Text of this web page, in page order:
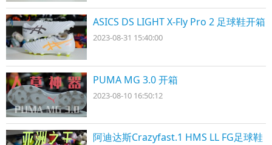
ASICS DS LIGHT X-Fly Pro 2 足球鞋开箱
2023-08-31 15:40:00
PUMA MG 3.0 开箱
2023-08-10 16:50:12
阿迪达斯Crazyfast.1 HMS LL FG足球鞋